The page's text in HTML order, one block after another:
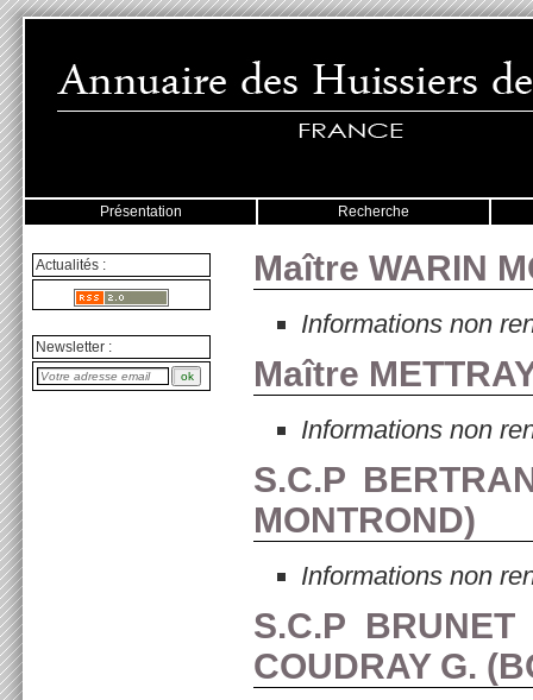
Présentation Recherche
Actualités :
Newsletter :
Maître WARIN
Informations non
Maître
Informations non
S.C.P
MONTROND)
Informations non
S.C.P
COUDRAY G. (